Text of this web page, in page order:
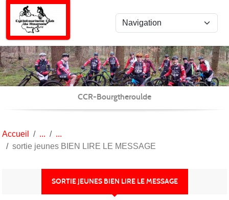
CCR-Bourgtheroulde
Accueil
sortie jeunes BIEN LIRE LE MESSAGE
SORTIE JEUNES BIEN LIRE LE MESSAGE
Panneau de gestion des cookies